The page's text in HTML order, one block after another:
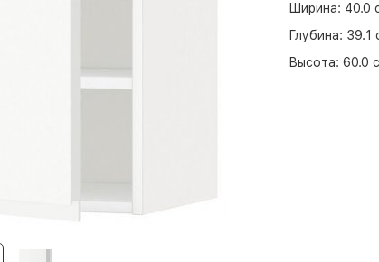
Ширина: 40.0
Глубина: 39.1
Высота: 60.0